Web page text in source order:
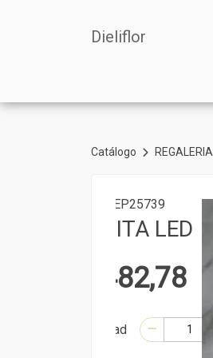
Dieliflor
Catálogo REGALERIA